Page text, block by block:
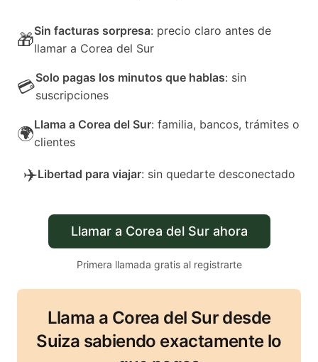
🎁Sin facturas sorpresa: precio claro antes de
llamar a Corea del Sur
💳Solo pagas los minutos que hablas: sin
suscripciones
🌍Llama a Corea del Sur: familia, bancos, trámites o
clientes
✈️Libertad para viajar: sin quedarte desconectado
Llamar a Corea del Sur ahora
Primera llamada gratis al registrarte
Llama a Corea del Sur desde
Suiza sabiendo exactamente lo